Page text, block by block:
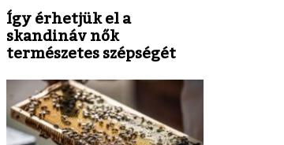
Így érhetjük el a
skandináv nők
természetes szépségét